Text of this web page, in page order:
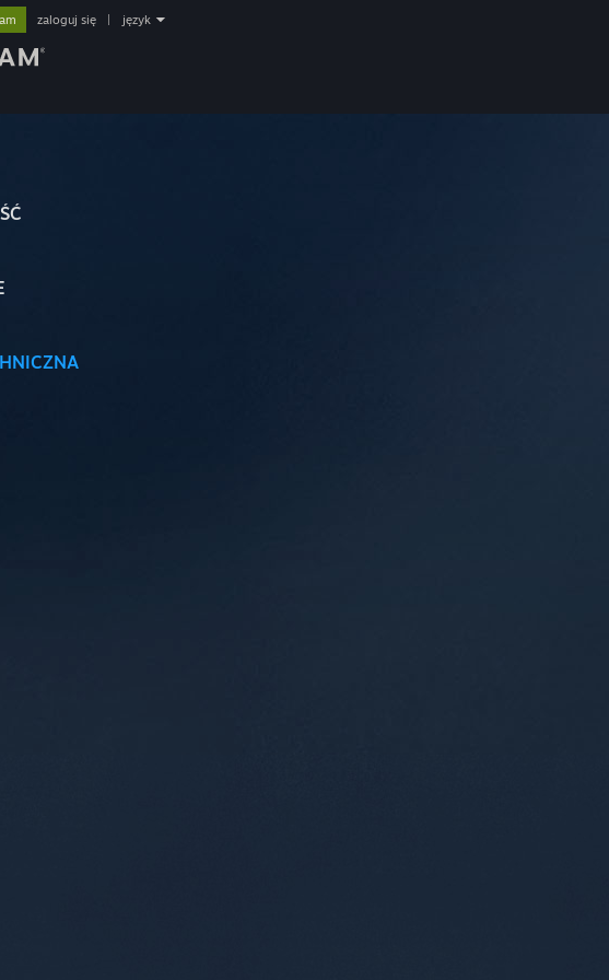
zaloguj się język